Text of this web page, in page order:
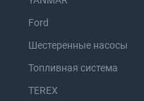
Ford
Шестеренные насосы
Топливная система
TEREX